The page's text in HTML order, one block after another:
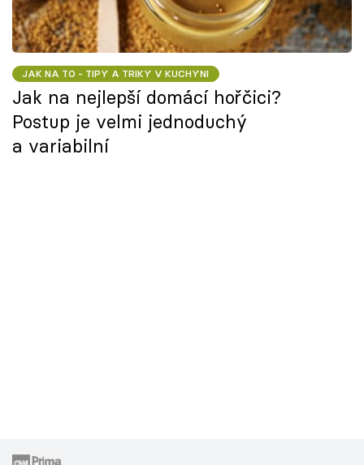
JAK NA TO - TIPY A TRIKY V KUCHYNI
Jak na nejlepší domácí hořčici?
Postup je velmi jednoduchý
a variabilní